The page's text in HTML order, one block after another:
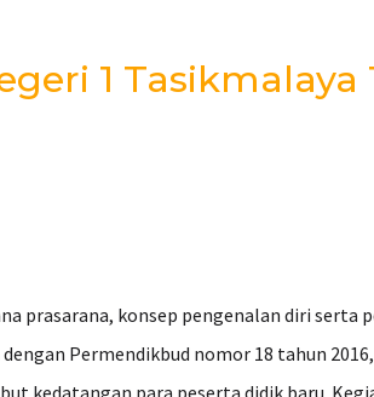
1 Tasikmalaya
prasarana, konsep pengenalan diri serta
Permendikbud nomor 18 tahun 2016,
kedatangan para peserta didik baru.